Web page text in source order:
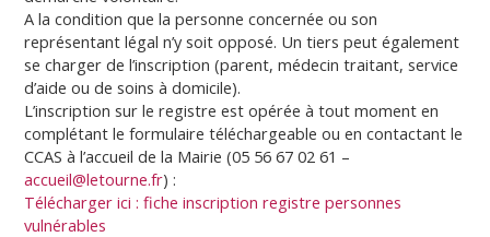
A la condition que la personne concernée ou son
représentant légal n’y soit opposé. Un tiers peut également
se charger de l’inscription (parent, médecin traitant, service
d’aide ou de soins à domicile).
L’inscription sur le registre est opérée à tout moment en
complétant le formulaire téléchargeable ou en contactant le
CCAS à l’accueil de la Mairie (05 56 67 02 61 –
accueil@letourne.fr) :
Télécharger ici : fiche inscription registre personnes
vulnérables